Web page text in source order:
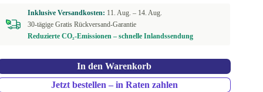
Inklusive Versandkosten: 11. Aug. – 14. Aug.
30-tägige Gratis Rückversand-Garantie
Reduzierte CO₂-Emissionen – schnelle Inlandssendung
In den Warenkorb
Jetzt bestellen – in Raten zahlen